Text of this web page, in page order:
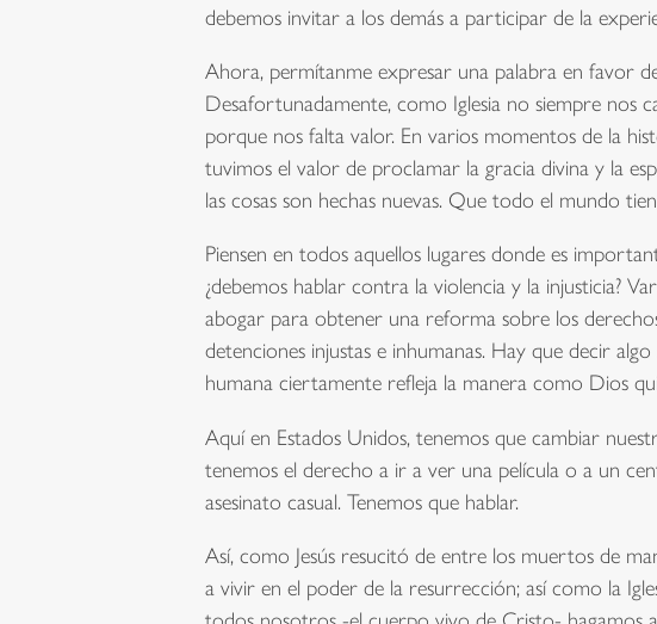
debemos invitar a los demás a participar de la
Ahora, permítanme expresar una palabra en favor
Desafortunadamente, como Iglesia no siempre nos
porque nos falta valor. En varios momentos de la
tuvimos el valor de proclamar la gracia divina y la
las cosas son hechas nuevas. Que todo el mundo
Piensen en todos aquellos lugares donde es
¿debemos hablar contra la violencia y la injusticia?
abogar para obtener una reforma sobre los
detenciones injustas e inhumanas. Hay que decir
humana ciertamente refleja la manera como Dios
Aquí en Estados Unidos, tenemos que cambiar
tenemos el derecho a ir a ver una película o a un
asesinato casual. Tenemos que hablar.
Así, como Jesús resucitó de entre los muertos de
a vivir en el poder de la resurrección; así como la